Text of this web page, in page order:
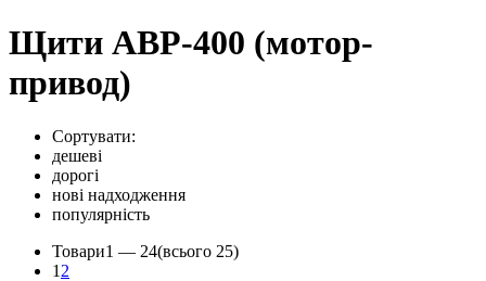
Щити АВР-400 (мотор-
привод)
Сортувати:
дешеві
дорогі
нові надходження
популярність
Товари1 — 24(всього 25)
1 2